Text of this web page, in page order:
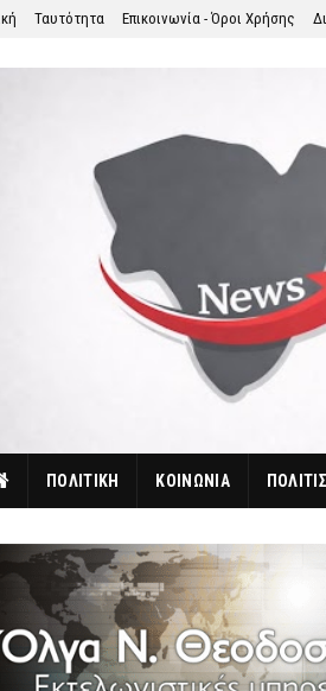
Ταυτότητα Επικοινωνία - Όροι Χρήσης
ΠΟΛΙΤΙΚΗ ΚΟΙΝΩΝΙΑ